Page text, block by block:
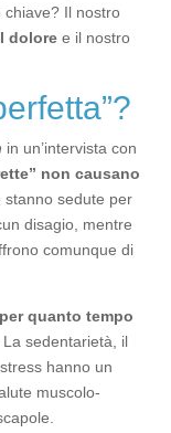
chiave? Il nostro
dolore e il nostro
in un’intervista con
non causano
stanno sedute per
disagio, mentre
comunque di
quanto tempo
La sedentarietà, il
hanno un
muscolo-